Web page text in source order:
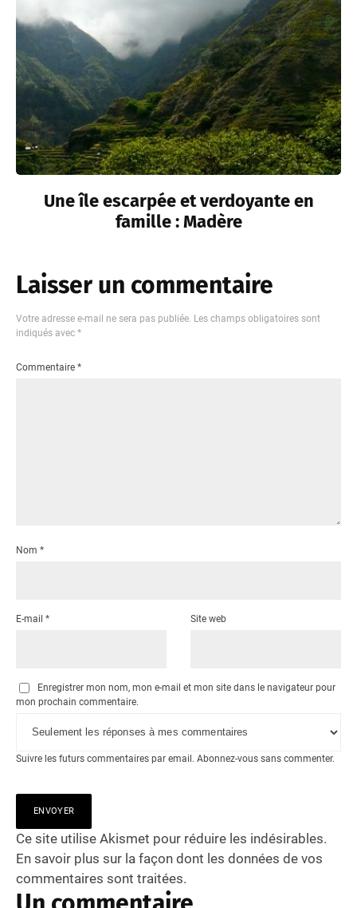
Une île escarpée et verdoyante en
famille : Madère
Laisser un commentaire
Votre adresse e-mail ne sera pas publiée. Les champs obligatoires sont
indiqués avec *
Commentaire *
Nom *
E-mail * Site web
Enregistrer mon nom, mon e-mail et mon site dans le navigateur pour
mon prochain commentaire.
Suivre les futurs commentaires par email. Abonnez-vous sans commenter.
Ce site utilise Akismet pour réduire les indésirables.
En savoir plus sur la façon dont les données de vos
commentaires sont traitées.